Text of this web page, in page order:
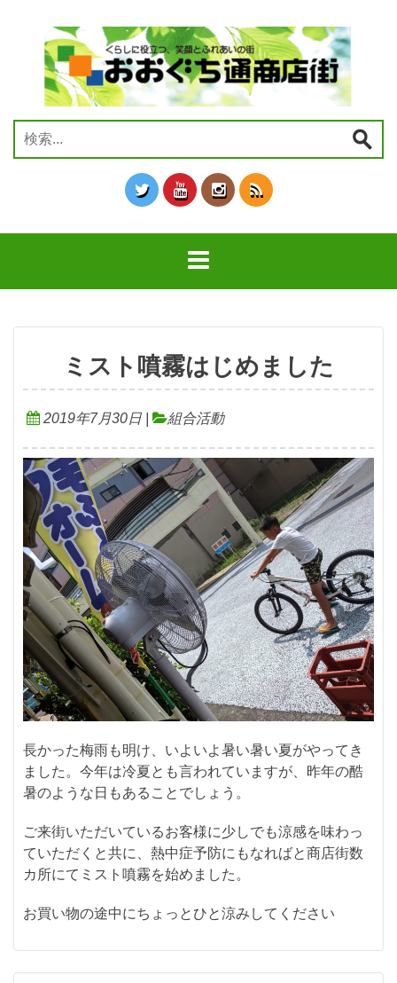
へ
キ
検
索:
ミスト噴霧はじめました
2019年7月30日 組合活動
長かった梅雨も明け、いよいよ暑い暑い夏がやってき
ました。今年は冷夏とも言われていますが、昨年の酷
暑のような日もあることでしょう。
ご来街いただいているお客様に少しでも涼感を味わっ
ていただくと共に、熱中症予防にもなればと商店街数
カ所にてミスト噴霧を始めました。
お買い物の途中にちょっとひと涼みしてください